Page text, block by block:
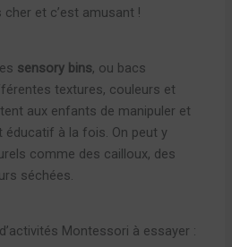
et c’est amusant !
sensory bins, ou bacs
textures, couleurs et
aux enfants de manipuler et
éducatif à la fois. On peut y
comme des cailloux, des
séchées.
Montessori à essayer :